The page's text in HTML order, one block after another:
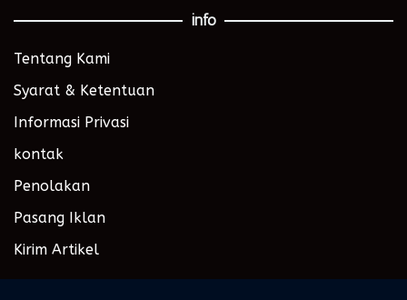
info
Tentang Kami
Syarat & Ketentuan
Informasi Privasi
kontak
Penolakan
Pasang Iklan
Kirim Artikel